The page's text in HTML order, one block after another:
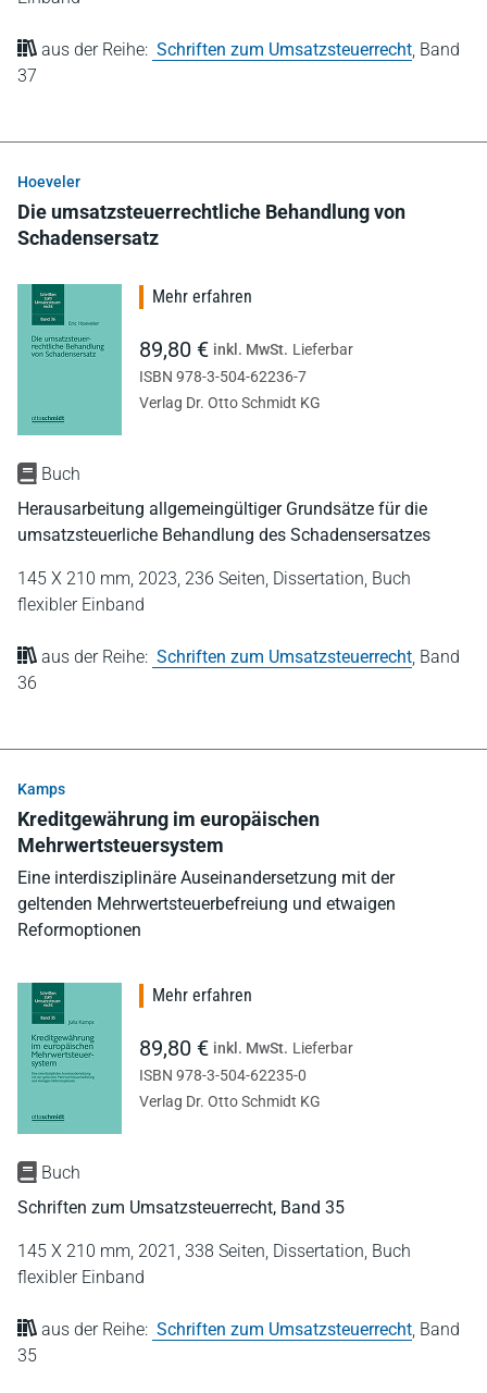
aus der Reihe: Schriften zum Umsatzsteuerrecht Band
37
Hoeveler
Die umsatzsteuerrechtliche Behandlung von
Schadensersatz
Buch
Herausarbeitung allgemeingültiger Grundsätze für die
umsatzsteuerliche Behandlung des Schadensersatzes
145 X 210 mm, 2023, 236 Seiten, Dissertation, Buch
flexibler Einband
aus der Reihe: Schriften zum Umsatzsteuerrecht Band
36
Mehr erfahren
89,80 € inkl. MwSt. Lieferbar
ISBN 978-3-504-62236-7
Verlag Dr. Otto Schmidt KG
Kamps
Kreditgewährung im europäischen
Mehrwertsteuersystem
Eine interdisziplinäre Auseinandersetzung mit der
geltenden Mehrwertsteuerbefreiung und etwaigen
Reformoptionen
Buch
Schriften zum Umsatzsteuerrecht, Band 35
145 X 210 mm, 2021, 338 Seiten, Dissertation, Buch
flexibler Einband
aus der Reihe: Schriften zum Umsatzsteuerrecht Band
35
Mehr erfahren
89,80 € inkl. MwSt. Lieferbar
ISBN 978-3-504-62235-0
Verlag Dr. Otto Schmidt KG